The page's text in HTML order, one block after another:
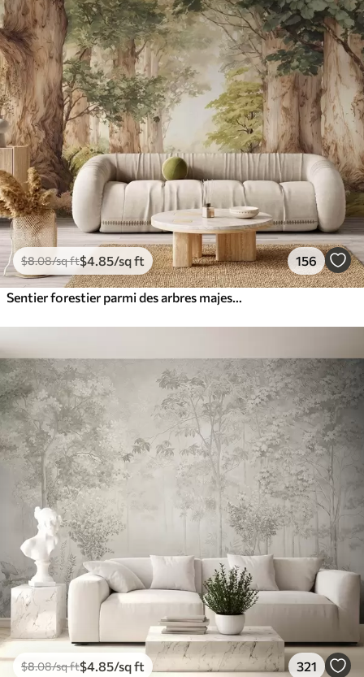
$8.08/sq ft$4.85/sq ft 156
Sentier forestier parmi des arbres majestueux, style aquarelle
$8.08/sq ft$4.85/sq ft 321